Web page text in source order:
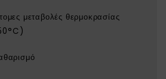
μεταβολές θερμοκρασίας